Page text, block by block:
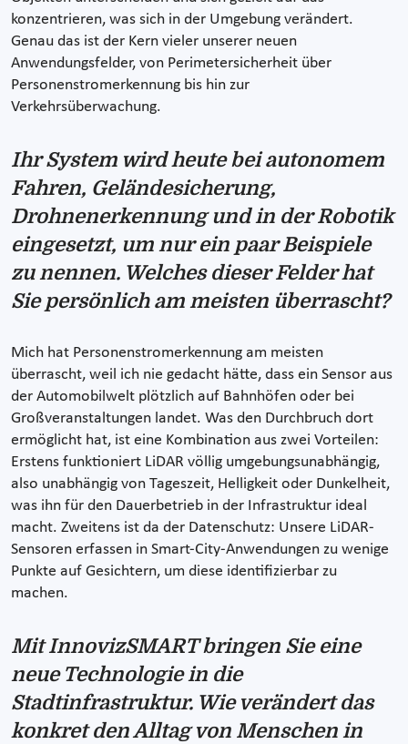
konzentrieren, was sich in der Umgebung verändert.
Genau das ist der Kern vieler unserer neuen
Anwendungsfelder, von Perimetersicherheit über
Personenstromerkennung bis hin zur
Verkehrsüberwachung.
Ihr System wird heute bei autonomem
Fahren, Geländesicherung,
Drohnenerkennung und in der Robotik
eingesetzt, um nur ein paar Beispiele
zu nennen. Welches dieser Felder hat
Sie persönlich am meisten überrascht?
Mich hat Personenstromerkennung am meisten
überrascht, weil ich nie gedacht hätte, dass ein Sensor aus
der Automobilwelt plötzlich auf Bahnhöfen oder bei
Großveranstaltungen landet. Was den Durchbruch dort
ermöglicht hat, ist eine Kombination aus zwei Vorteilen:
Erstens funktioniert LiDAR völlig umgebungsunabhängig,
also unabhängig von Tageszeit, Helligkeit oder Dunkelheit,
was ihn für den Dauerbetrieb in der Infrastruktur ideal
macht. Zweitens ist da der Datenschutz: Unsere LiDAR-
Sensoren erfassen in Smart-City-Anwendungen zu wenige
Punkte auf Gesichtern, um diese identifizierbar zu
machen.
Mit InnovizSMART bringen Sie eine
neue Technologie in die
Stadtinfrastruktur. Wie verändert das
konkret den Alltag von Menschen in